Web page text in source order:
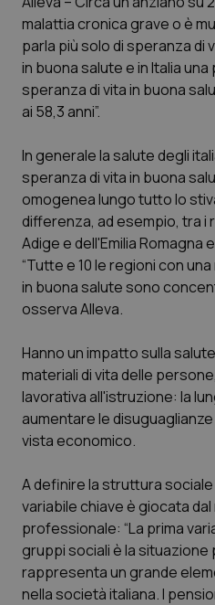
Marche
Molise
Provincia Autonoma
Provincia Autonoma
Puglia
Sicilia
Toscana
Umbria
Valle D’Aosta
Veneto
Donna & Salute
Epatiti
Infezioni & Febbre
Ipertensione &
Malattie rare
Neuroscienze &
Obesità
Oftalmologia
Oncodermatologia
Oncoematologia
malattia cronica grave o è
parla più solo di speranza di
in buona salute e in Italia
speranza di vita in buona
ai 58,3 anni”.
In generale la salute degli
speranza di vita in buona
omogenea lungo tutto lo
differenza, ad esempio, tra i
Adige e dell'Emilia Romagna
“Tutte e 10 le regioni con
in buona salute sono
osserva Alleva.
Hanno un impatto sulla
materiali di vita delle
lavorativa all'istruzione: la
aumentare le
vista economico.
A definire la struttura
variabile chiave è giocata
professionale: “La prima
gruppi sociali è la
rappresenta un grande
nella società italiana. I